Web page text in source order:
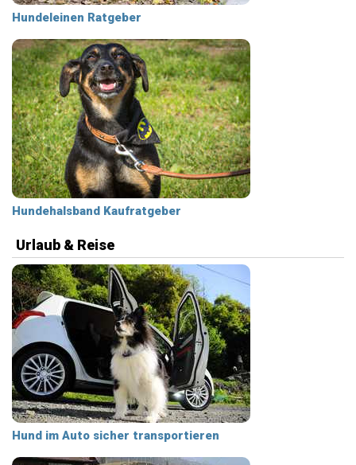
Hundeleinen Ratgeber
Hundehalsband Kaufratgeber
Urlaub & Reise
Hund im Auto sicher transportieren